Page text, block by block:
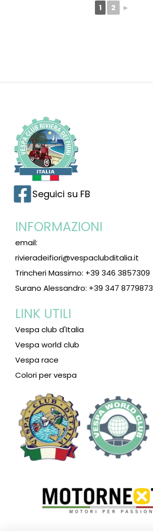
1 2 ►
Seguici su FB
INFORMAZIONI
email:
rivieradeifiori@vespaclubditalia.it
Trincheri Massimo: +39 346 3857309
Surano Alessandro: +39 347 8779873
LINK UTILI
Vespa club d'Italia
Vespa world club
Vespa race
Colori per vespa